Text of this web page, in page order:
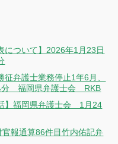
について】2026年1月23日
弁護士業務停止1年6月、
分 福岡県弁護士会 RKB
】福岡県弁護士会 1月24
官報通算86件目竹内佑記弁